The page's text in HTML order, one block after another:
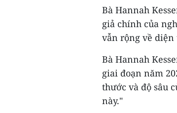
Bà Hannah
giả chính của
vẫn rộng về diện
Bà Hannah
giai đoạn năm
thước và độ sâu
này."